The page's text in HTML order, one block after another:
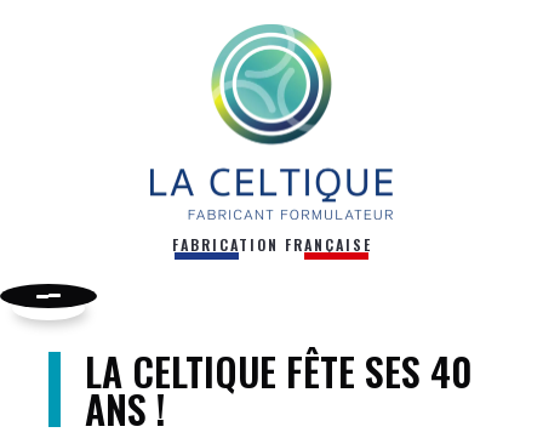
FABRICATION FRANÇAISE
LA CELTIQUE FÊTE SES 40
ANS !